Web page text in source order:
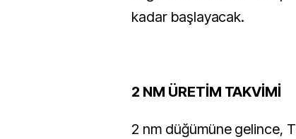
kadar başlayacak.
2 NM ÜRETİM TAKVİMİ
2 nm düğümüne gelince,